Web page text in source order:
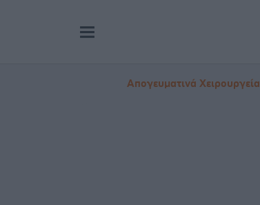
Απογευματινά Χειρουργεία